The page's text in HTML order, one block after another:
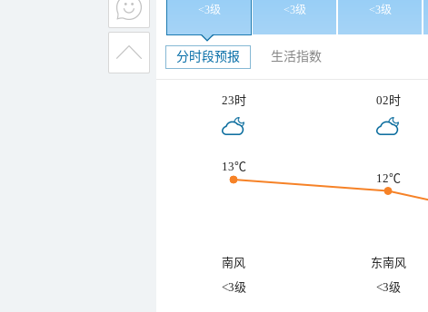
<3级 <3级 <3级
分时段预报 生活指数
23时 02时
13℃
12℃
南风 东南风
<3级
<3级